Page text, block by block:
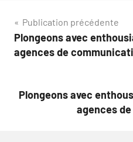
Navigation
de
Publication précédente
Plongeons avec
agences de
Plongeons avec
agences